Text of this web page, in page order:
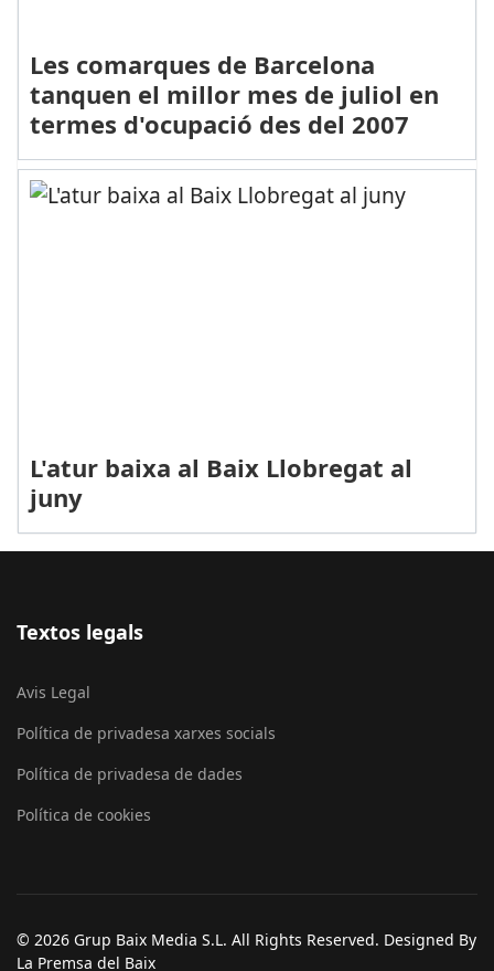
Les comarques de Barcelona
tanquen el millor mes de juliol en
termes d'ocupació des del 2007
L'atur baixa al Baix Llobregat al
juny
Textos legals
Avis Legal
Política de privadesa xarxes socials
Política de privadesa de dades
Política de cookies
© 2026 Grup Baix Media S.L. All Rights Reserved. Designed By
La Premsa del Baix